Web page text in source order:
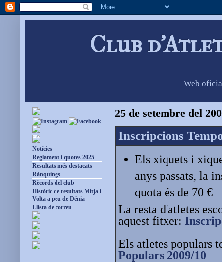
Club
Web
25 de setembre del
Inscripcions
Els xiquets i
anys passats, la
quota és de 70 €
La resta d'atletes
aquest fitxer:
Els atletes populars
Populars 2009/10
Notícies
Reglament i quotes 2025
Resultats més destacats
Rànquings
Rècords del club
Històric de resultats Mitja i
Volta a peu de Dénia
Llista de correu